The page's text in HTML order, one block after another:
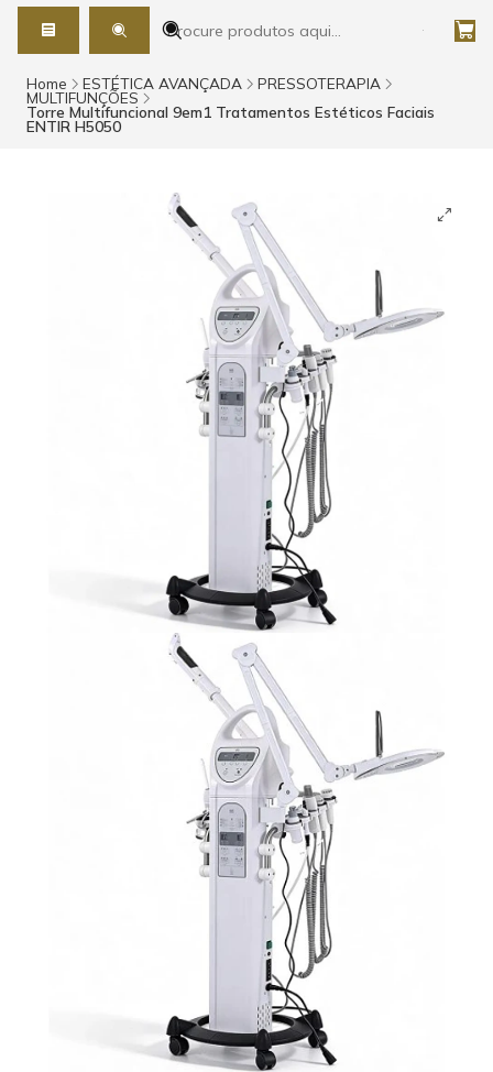
Home ESTÉTICA AVANÇADA PRESSOTERAPIA
MULTIFUNÇÕES
Torre Multifuncional 9em1 Tratamentos Estéticos Faciais
ENTIR H5050